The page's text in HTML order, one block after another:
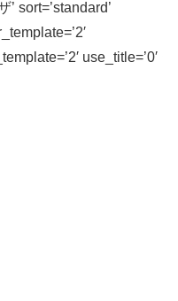
sort=’standard’
use_title=’0′